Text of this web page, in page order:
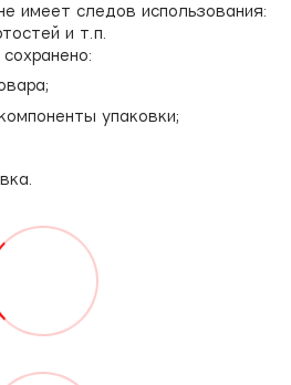
имеет следов использования:
и т.п.
упаковки;